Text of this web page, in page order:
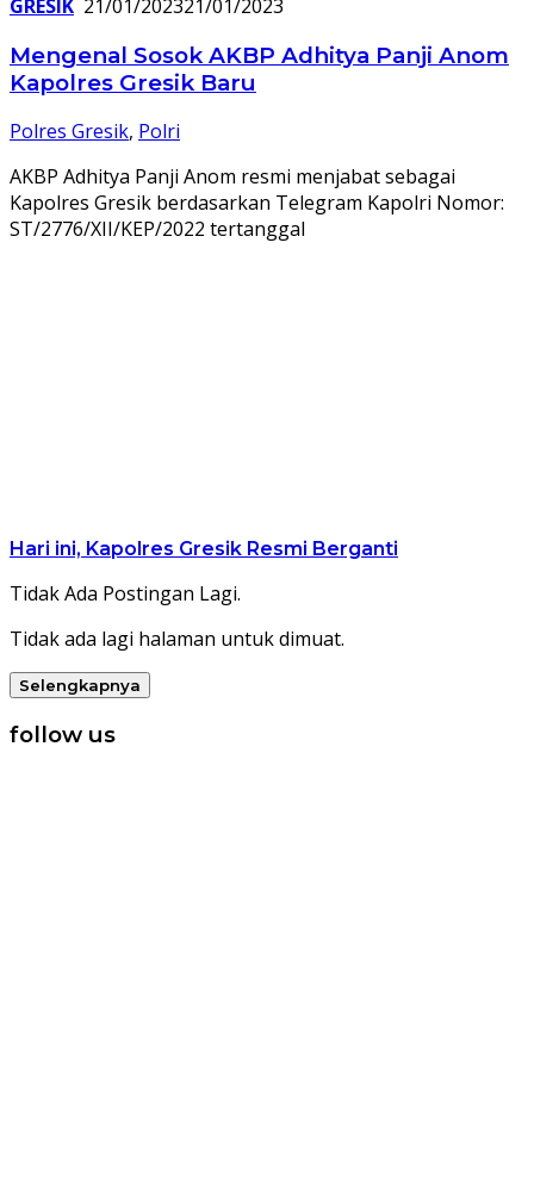
GRESIK 21/01/202321/01/2023
Mengenal Sosok AKBP Adhitya Panji Anom
Kapolres Gresik Baru
Polres Gresik, Polri
AKBP Adhitya Panji Anom resmi menjabat sebagai
Kapolres Gresik berdasarkan Telegram Kapolri Nomor:
ST/2776/XII/KEP/2022 tertanggal
Hari ini, Kapolres Gresik Resmi Berganti
Tidak Ada Postingan Lagi.
Tidak ada lagi halaman untuk dimuat.
Selengkapnya
follow us